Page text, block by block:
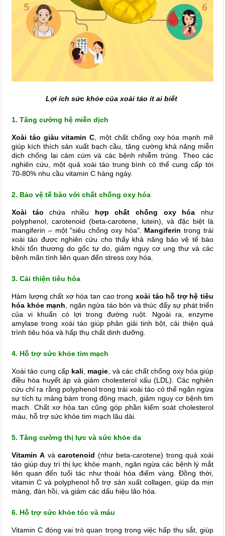
Lợi ích sức khỏe của xoài táo ít ai biết
1. Tăng cường hệ miễn dịch
Xoài táo giàu vitamin C , một chất chống oxy hóa mạnh mẽ
giúp kích thích sản xuất bạch cầu, tăng cường khả năng miễn
dịch chống lại cảm cúm và các bệnh nhiễm trùng. Theo các
nghiên cứu, một quả xoài táo trung bình có thể cung cấp tới
70-80% nhu cầu vitamin C hàng ngày.
2. Bảo vệ tế bào với chất chống oxy hóa
Xoài táo chứa nhiều hợp chất chống oxy hóa như
polyphenol, carotenoid (beta-carotene, lutein), và đặc biệt là
mangiferin – một "siêu chống oxy hóa". Mangiferin trong trái
xoài táo được nghiên cứu cho thấy khả năng bảo vệ tế bào
khỏi tổn thương do gốc tự do, giảm nguy cơ ung thư và các
bệnh mãn tính liên quan đến stress oxy hóa.
3. Cải thiện tiêu hóa
Hàm lượng chất xơ hòa tan cao trong xoài táo hỗ trợ hệ tiêu
hóa khỏe mạnh , ngăn ngừa táo bón và thúc đẩy sự phát triển
của vi khuẩn có lợi trong đường ruột. Ngoài ra, enzyme
amylase trong xoài táo giúp phân giải tinh bột, cải thiện quá
trình tiêu hóa và hấp thụ chất dinh dưỡng.
4. Hỗ trợ sức khỏe tim mạch
Xoài táo cung cấp kali magie , và các chất chống oxy hóa giúp
điều hòa huyết áp và giảm cholesterol xấu (LDL). Các nghiên
cứu chỉ ra rằng polyphenol trong trái xoài táo có thể ngăn ngừa
sự tích tụ mảng bám trong động mạch, giảm nguy cơ bệnh tim
mạch. Chất xơ hòa tan cũng góp phần kiểm soát cholesterol
máu, hỗ trợ sức khỏe tim mạch lâu dài.
5. Tăng cường thị lực và sức khỏe da
Vitamin Avàcarotenoid (như beta-carotene) trong quả xoài
táo giúp duy trì thị lực khỏe mạnh, ngăn ngừa các bệnh lý mắt
liên quan đến tuổi tác như thoái hóa điểm vàng. Đồng thời,
vitamin C và polyphenol hỗ trợ sản xuất collagen, giúp da mịn
màng, đàn hồi, và giảm các dấu hiệu lão hóa.
6. Hỗ trợ sức khỏe tóc và máu
Vitamin C đóng vai trò quan trọng trong việc hấp thụ sắt, giúp